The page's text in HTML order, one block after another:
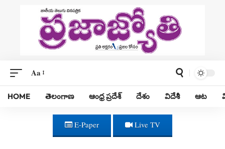
Aa
HOME తెలంగాణ ఆంధ్ర ప్రదేశ్ దేశం విదేశీ ఆట
E-Paper Live TV